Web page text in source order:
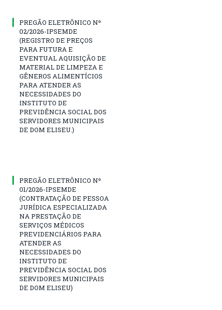
PREGÃO ELETRÔNICO Nº
02/2026-IPSEMDE
(REGISTRO DE PREÇOS
PARA FUTURA E
EVENTUAL AQUISIÇÃO DE
MATERIAL DE LIMPEZA E
GÊNEROS ALIMENTÍCIOS
PARA ATENDER AS
NECESSIDADES DO
INSTITUTO DE
PREVIDÊNCIA SOCIAL DOS
SERVIDORES MUNICIPAIS
DE DOM ELISEU.)
PREGÃO ELETRÔNICO Nº
01/2026-IPSEMDE
(CONTRATAÇÃO DE PESSOA
JURÍDICA ESPECIALIZADA
NA PRESTAÇÃO DE
SERVIÇOS MÉDICOS
PREVIDENCIÁRIOS PARA
ATENDER AS
NECESSIDADES DO
INSTITUTO DE
PREVIDÊNCIA SOCIAL DOS
SERVIDORES MUNICIPAIS
DE DOM ELISEU)